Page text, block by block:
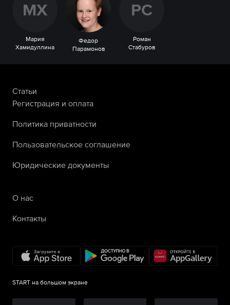
МХ
Мария
Хамидуллина
Федор
Парамонов
РС
Роман
Стабуров
Статьи
Регистрация и оплата
Политика приватности
Пользовательское соглашение
Юридические документы
О нас
Контакты
START на большом экране